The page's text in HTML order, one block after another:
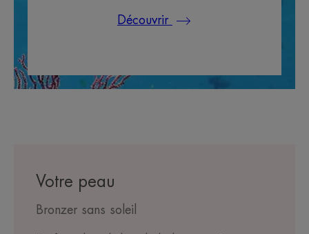
Découvrir
Votre peau
Bronzer sans soleil